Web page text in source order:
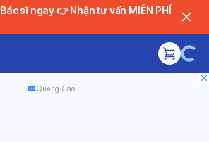
Nhận tư vấn MIỄN PHÍ
Quảng Cáo